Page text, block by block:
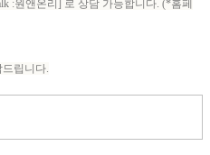
:원앤온리] 로 상담 가능합니다. (*홈페
립니다.